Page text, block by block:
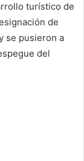
turístico de
de
se pusieron a
del